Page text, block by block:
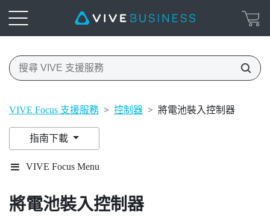
VIVE Focus 支援服務 > 控制器 > 將電池裝入控制器
指南下載
VIVE Focus Menu
將電池裝入控制器